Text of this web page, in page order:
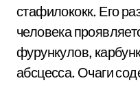
стафилококк. Его
человека
фурункулов,
абсцесса. Очаги